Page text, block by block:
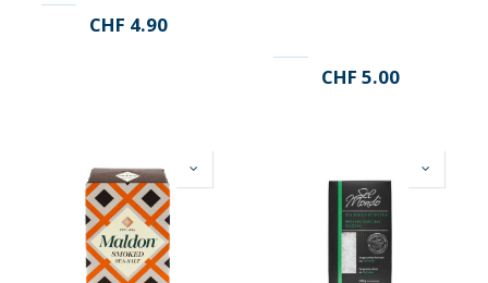
CHF 4.90
CHF 5.00